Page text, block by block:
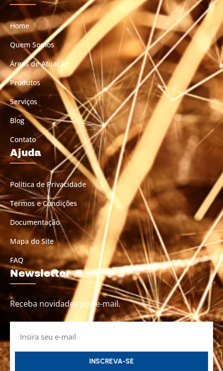
Home
Quem Somos
Áreas de Atuação
Produtos
Serviços
Blog
Contato
Ajuda
Política de Privacidade
Termos e Condições
Documentação
Mapa do Site
FAQ
Newsletter
Receba novidades por e-mail.
INSCREVA-SE